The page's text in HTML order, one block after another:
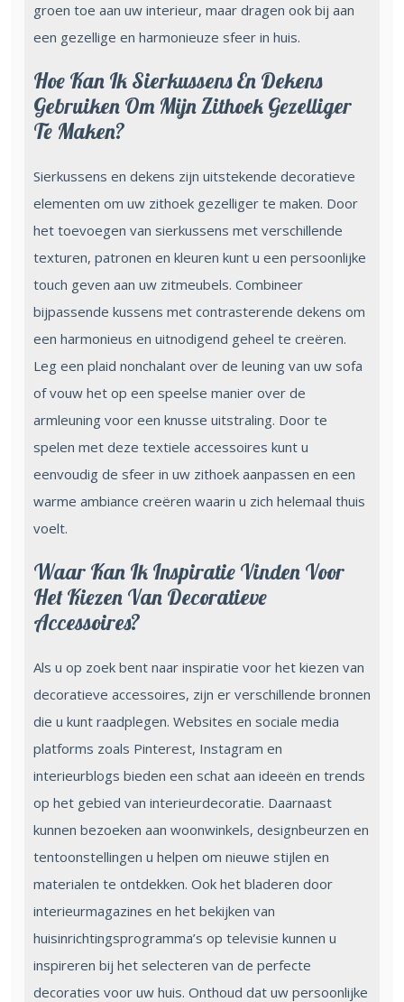
groen toe aan uw interieur, maar dragen ook bij aan
een gezellige en harmonieuze sfeer in huis.
Hoe Kan Ik Sierkussens En Dekens
Gebruiken Om Mijn Zithoek Gezelliger
Te Maken?
Sierkussens en dekens zijn uitstekende decoratieve
elementen om uw zithoek gezelliger te maken. Door
het toevoegen van sierkussens met verschillende
texturen, patronen en kleuren kunt u een persoonlijke
touch geven aan uw zitmeubels. Combineer
bijpassende kussens met contrasterende dekens om
een harmonieus en uitnodigend geheel te creëren.
Leg een plaid nonchalant over de leuning van uw sofa
of vouw het op een speelse manier over de
armleuning voor een knusse uitstraling. Door te
spelen met deze textiele accessoires kunt u
eenvoudig de sfeer in uw zithoek aanpassen en een
warme ambiance creëren waarin u zich helemaal thuis
voelt.
Waar Kan Ik Inspiratie Vinden Voor
Het Kiezen Van Decoratieve
Accessoires?
Als u op zoek bent naar inspiratie voor het kiezen van
decoratieve accessoires, zijn er verschillende bronnen
die u kunt raadplegen. Websites en sociale media
platforms zoals Pinterest, Instagram en
interieurblogs bieden een schat aan ideeën en trends
op het gebied van interieurdecoratie. Daarnaast
kunnen bezoeken aan woonwinkels, designbeurzen en
tentoonstellingen u helpen om nieuwe stijlen en
materialen te ontdekken. Ook het bladeren door
interieurmagazines en het bekijken van
huisinrichtingsprogramma’s op televisie kunnen u
inspireren bij het selecteren van de perfecte
decoraties voor uw huis. Onthoud dat uw persoonlijke